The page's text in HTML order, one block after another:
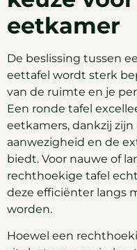
eetkamer
De beslissing tussen
eettafel wordt sterk
van de ruimte en je
Een ronde tafel
eetkamers, dankzij
aanwezigheid en de
biedt. Voor nauwe of
rechthoekige tafel
deze efficiënter langs
worden.
Hoewel een